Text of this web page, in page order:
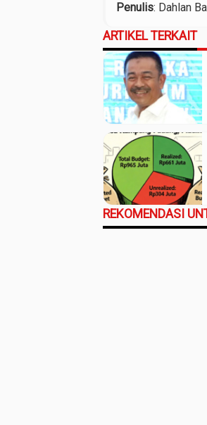
Penulis: Dahlan
ARTIKEL TERKAIT
REKOMENDASI